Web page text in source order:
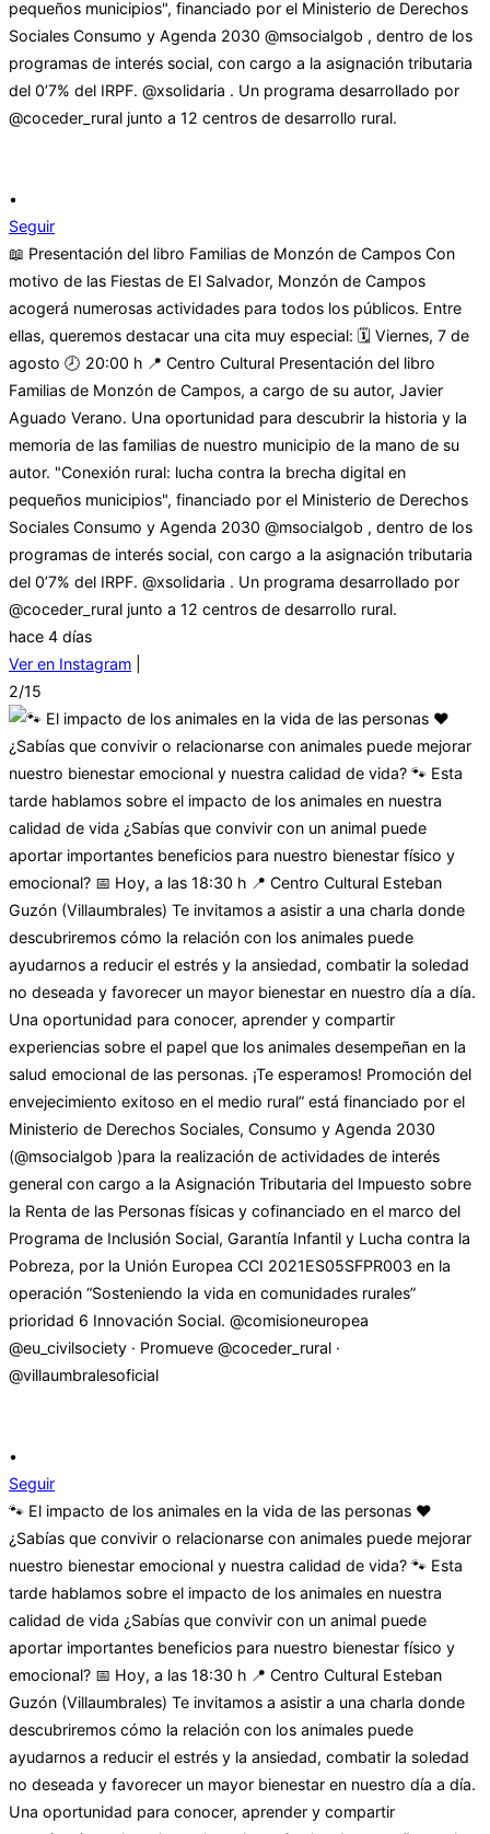
•
Seguir
📖 Presentación del libro Familias de Monzón de Campos Con
motivo de las Fiestas de El Salvador, Monzón de Campos
acogerá numerosas actividades para todos los públicos. Entre
ellas, queremos destacar una cita muy especial: 🗓 Viernes, 7 de
agosto 🕗 20:00 h 📍 Centro Cultural Presentación del libro
Familias de Monzón de Campos, a cargo de su autor, Javier
Aguado Verano. Una oportunidad para descubrir la historia y la
memoria de las familias de nuestro municipio de la mano de su
autor. "Conexión rural: lucha contra la brecha digital en
pequeños municipios", financiado por el Ministerio de Derechos
Sociales Consumo y Agenda 2030 @msocialgob , dentro de los
programas de interés social, con cargo a la asignación tributaria
del 0’7% del IRPF. @xsolidaria . Un programa desarrollado por
@coceder_rural junto a 12 centros de desarrollo rural.
hace 4 días
Ver en Instagram
2/15
•
Seguir
🐾 El impacto de los animales en la vida de las personas ❤️
¿Sabías que convivir o relacionarse con animales puede mejorar
nuestro bienestar emocional y nuestra calidad de vida? 🐾 Esta
tarde hablamos sobre el impacto de los animales en nuestra
calidad de vida ¿Sabías que convivir con un animal puede
aportar importantes beneficios para nuestro bienestar físico y
emocional? 📅 Hoy, a las 18:30 h 📍 Centro Cultural Esteban
Guzón (Villaumbrales) Te invitamos a asistir a una charla donde
descubriremos cómo la relación con los animales puede
ayudarnos a reducir el estrés y la ansiedad, combatir la soledad
no deseada y favorecer un mayor bienestar en nuestro día a día.
Una oportunidad para conocer, aprender y compartir